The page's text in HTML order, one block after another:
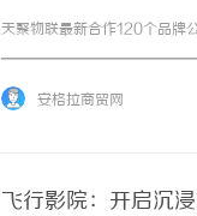
工厂
天聚物联最新合作120个品牌
一个充电宝——十有八九，它
安格拉商贸网
飞行影院：开启沉